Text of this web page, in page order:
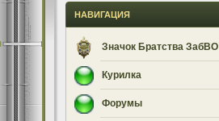
НАВИГАЦИЯ
Значок Братства ЗабВО
Курилка
Форумы